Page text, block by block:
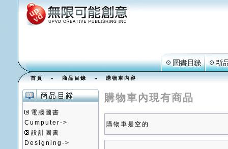
首頁»商品目錄»購物車內容
電腦圖書
Cumputer->
設計圖書
Designing->
購物車內現有商品
購物車是空的